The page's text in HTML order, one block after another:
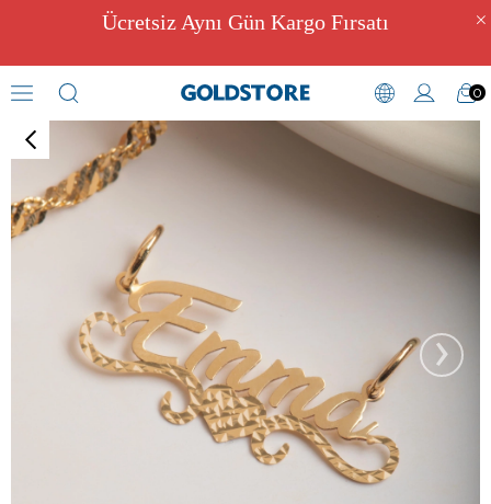
Ücretsiz Aynı Gün Kargo Fırsatı
0
İsimli Kolyeler
›